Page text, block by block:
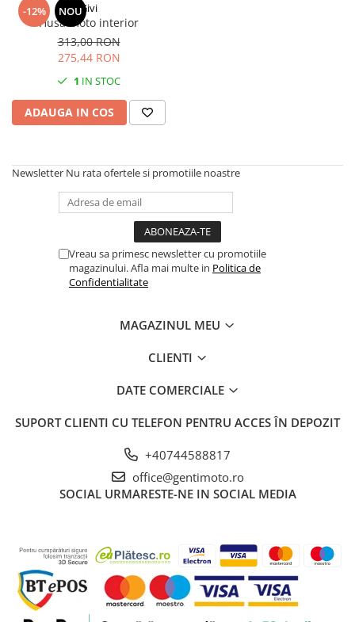
-12% NOUGivi
Husa moto interior
313,00 RON
275,44 RON
1 IN STOC
ADAUGA IN COS
Newsletter Nu rata ofertele si promotiile noastre
Vreau sa primesc newsletter cu promotiile
magazinului. Afla mai multe in Politica de
Confidentialitate
MAGAZINUL MEU
CLIENTI
DATE COMERCIALE
SUPORT CLIENTI CU TELEFON PENTRU ACCES ÎN DEPOZIT
+40744588817
office@gentimoto.ro
SOCIAL URMARESTE-NE IN SOCIAL MEDIA